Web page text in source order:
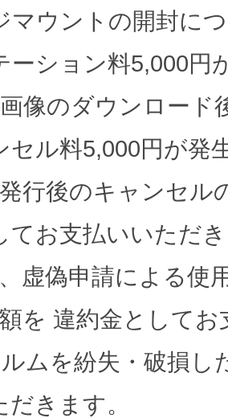
マウントの開封に
ーション料5,000円
像のダウンロード
セル料5,000円が発
行後のキャンセル
てお支払いいただ
虚偽申請による使
を 違約金として
ムを紛失・破損し
きます。